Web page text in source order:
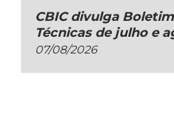
CBIC divulga
Técnicas de julho e
07/08/2026